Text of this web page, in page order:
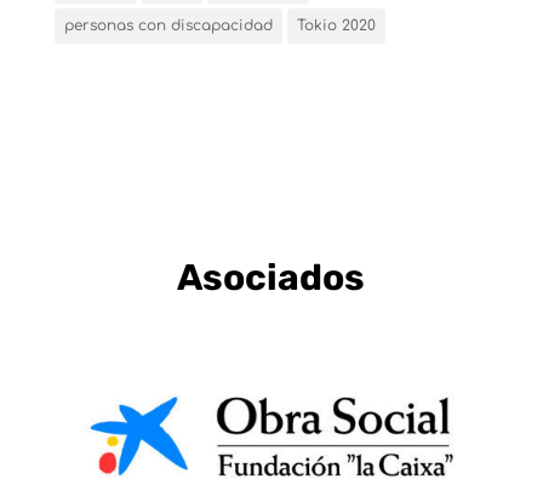
personas con discapacidad Tokio 2020
Asociados